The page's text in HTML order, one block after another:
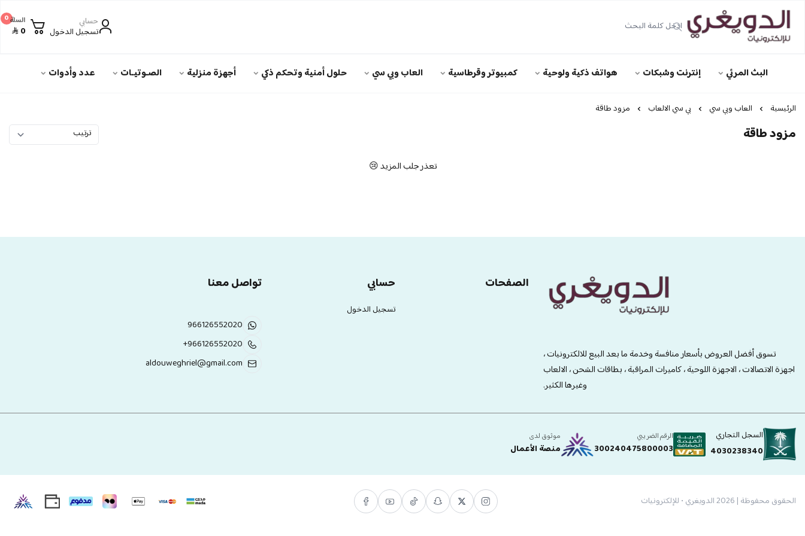
الدويغري • للإلكترونيات
حسابي
تسجيل الدخول
0السلة
0
البث المرئي إنترنت وشبكات هواتف ذكية ولوحية كمبيوتر وقرطاسية العاب وبي سي حلول أمنية وتحكم ذكي أجهزة منزلية الصـوتيـات عدد وأدوات
الرئيسية العاب وبي سي بي سي الالعاب مزود طاقة
مزود طاقة
تعذر جلب المزيد 😢
تسوق أفضل العروض بأسعار منافسة وخدمة ما بعد البيع للالكترونيات ،
اجهزة الاتصالات ، الاجهزة اللوحية ، كاميرات المراقبة ، بطاقات الشحن ، الالعاب
وغيرها الكثير.
الصفحات حسابي
تسجيل الدخول
تواصل معنا
966126552020
+966126552020
aldouweghriel@gmail.com
السجل التجاري
4030238340
الرقم الضريبي
300240475800003
موثوق لدى
منصة الأعمال
الحقوق محفوظة | 2026 الدويغري • للإلكترونيات